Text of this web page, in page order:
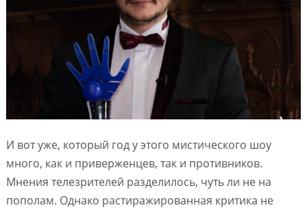
И вот уже, который год у этого мистического шоу
много, как и приверженцев, так и противников.
Мнения телезрителей разделилось, чуть ли не на
пополам. Однако растиражированная критика не